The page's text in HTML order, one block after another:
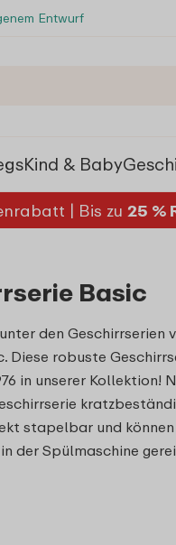
Entwurf
Kind & Baby
| Bis zu 25 %
Basic
den Geschirrserien
Diese robuste
in unserer Kollektion!
stapelbar und
der Spülmaschine